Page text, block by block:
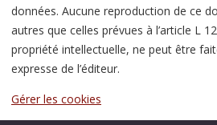
données. Aucune reproduction de ce
autres que celles prévues à l’article L
propriété intellectuelle, ne peut être
expresse de l’éditeur.
Gérer les cookies